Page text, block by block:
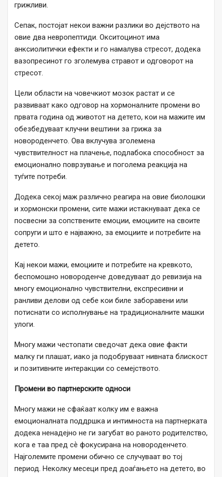
грижливи.
Сепак, постојат некои важни разлики во дејството на
овие два невропептиди. Окситоцинот има
анксиолитички ефекти и го намалува стресот, додека
вазопресинот го зголемува стравот и одговорот на
стресот.
Цели области на човечкиот мозок растат и се
развиваат како одговор на хормоналните промени во
првата година од животот на детето, кои на мажите им
обезбедуваат клучни вештини за грижа за
новороденчето. Ова вклучува зголемена
чувствителност на плачење, подлабока способност за
емоционално поврзување и поголема реакција на
туѓите потреби.
Додека секој маж различно реагира на овие биолошки
и хормонски промени, сите мажи истакнуваат дека се
посвесни за сопствените емоции, емоциите на своите
сопруги и што е најважно, за емоциите и потребите на
детето.
Кај некои мажи, емоциите и потребите на кревкото,
беспомошно новороденче доведуваат до ревизија на
многу емоционално чувствителни, експресивни и
ранливи делови од себе кои биле заборавени или
потиснати со исполнување на традиционалните машки
улоги.
Многу мажи честопати сведочат дека овие факти
малку ги плашат, иако ја подобруваат нивната блискост
и позитивните интеракции со семејството.
Промени во партнерските односи
Многу мажи не сфаќаат колку им е важна
емоционалната поддршка и интимноста на партнерката
додека ненадејно не ги загубат во раното родителство,
кога е таа пред сѐ фокусирана на новороденчето.
Најголемите промени обично се случуваат во тој
период. Неколку месеци пред доаѓањето на детето, во